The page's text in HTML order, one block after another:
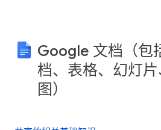
Google 文档（包
档、表格、幻灯
图）